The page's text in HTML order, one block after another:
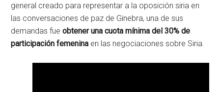
general creado para representar a la oposición siria en
las conversaciones de paz de Ginebra, una de sus
demandas fueobtener una cuota mínima del 30% de
participación femenina en las negociaciones sobre Siria.